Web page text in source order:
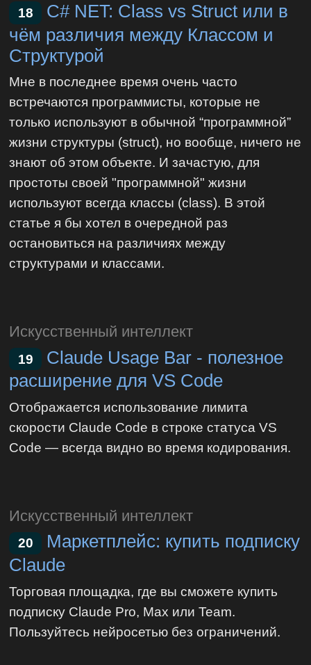
18
C# NET: Class vs Struct или в
чём различия между Классом и
Структурой
Мне в последнее время очень часто
встречаются программисты, которые не
только используют в обычной “программной”
жизни структуры (struct), но вообще, ничего не
знают об этом объекте. И зачастую, для
простоты своей "программной" жизни
используют всегда классы (class). В этой
статье я бы хотел в очередной раз
остановиться на различиях между
структурами и классами.
Искусственный интеллект
19
Claude Usage Bar - полезное
расширение для VS Code
Отображается использование лимита
скорости Claude Code в строке статуса VS
Code — всегда видно во время кодирования.
Искусственный интеллект
20
Маркетплейс: купить подписку
Claude
Торговая площадка, где вы сможете купить
подписку Claude Pro, Max или Team.
Пользуйтесь нейросетью без ограничений.